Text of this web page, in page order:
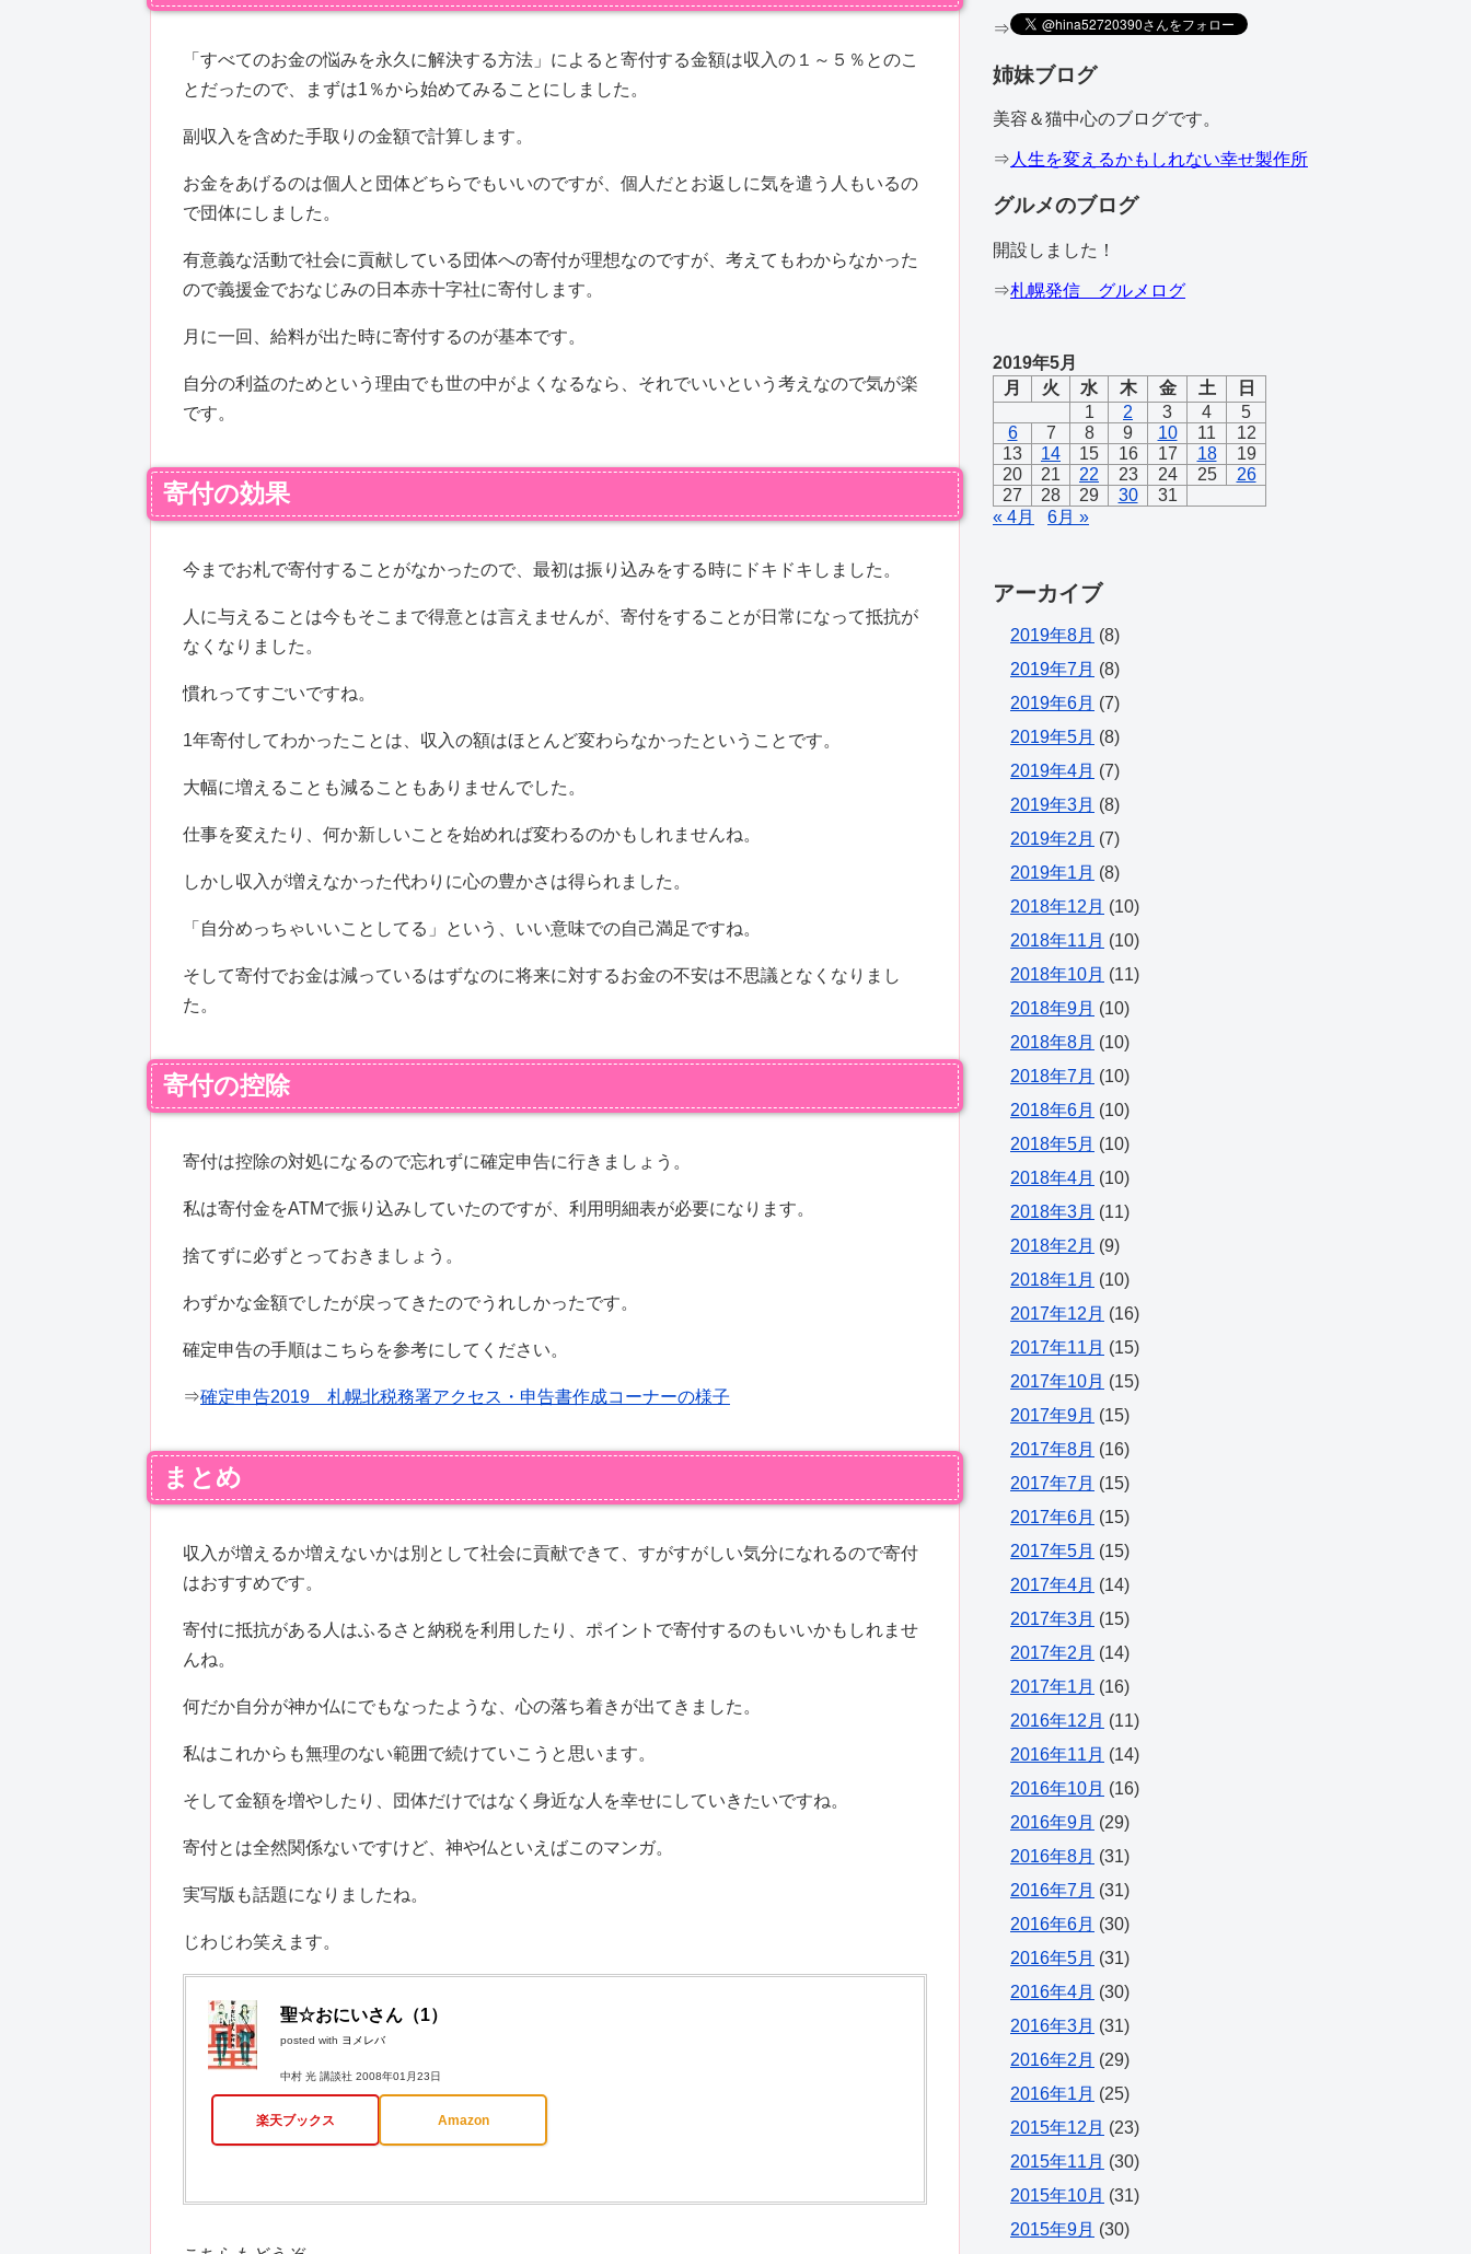
「すべてのお金の悩みを永久に解決する方法」によると寄付する金額は収入の１～５％とのこ
とだったので、まずは1％から始めてみることにしました。
副収入を含めた手取りの金額で計算します。
お金をあげるのは個人と団体どちらでもいいのですが、個人だとお返しに気を遣う人もいるの
で団体にしました。
有意義な活動で社会に貢献している団体への寄付が理想なのですが、考えてもわからなかった
ので義援金でおなじみの日本赤十字社に寄付します。
月に一回、給料が出た時に寄付するのが基本です。
自分の利益のためという理由でも世の中がよくなるなら、それでいいという考えなので気が楽
です。
寄付の効果
今までお札で寄付することがなかったので、最初は振り込みをする時にドキドキしました。
人に与えることは今もそこまで得意とは言えませんが、寄付をすることが日常になって抵抗が
なくなりました。
慣れってすごいですね。
1年寄付してわかったことは、収入の額はほとんど変わらなかったということです。
大幅に増えることも減ることもありませんでした。
仕事を変えたり、何か新しいことを始めれば変わるのかもしれませんね。
しかし収入が増えなかった代わりに心の豊かさは得られました。
「自分めっちゃいいことしてる」という、いい意味での自己満足ですね。
そして寄付でお金は減っているはずなのに将来に対するお金の不安は不思議となくなりまし
た。
寄付の控除
寄付は控除の対処になるので忘れずに確定申告に行きましょう。
私は寄付金をATMで振り込みしていたのですが、利用明細表が必要になります。
捨てずに必ずとっておきましょう。
わずかな金額でしたが戻ってきたのでうれしかったです。
確定申告の手順はこちらを参考にしてください。
⇒確定申告2019 札幌北税務署アクセス・申告書作成コーナーの様子
まとめ
収入が増えるか増えないかは別として社会に貢献できて、すがすがしい気分になれるので寄付
はおすすめです。
寄付に抵抗がある人はふるさと納税を利用したり、ポイントで寄付するのもいいかもしれませ
んね。
何だか自分が神か仏にでもなったような、心の落ち着きが出てきました。
私はこれからも無理のない範囲で続けていこうと思います。
そして金額を増やしたり、団体だけではなく身近な人を幸せにしていきたいですね。
寄付とは全然関係ないですけど、神や仏といえばこのマンガ。
実写版も話題になりましたね。
じわじわ笑えます。
聖☆おにいさん（1）
posted with ヨメレバ
中村 光 講談社 2008年01月23日
楽天ブックス Amazon
⇒
姉妹ブログ
美容＆猫中心のブログです。
⇒ 人生を変えるかもしれない幸せ製作所
グルメのブログ
開設しました！
⇒札幌発信 グルメログ
2019年5月
月
火 水 木 金 土
日
1
2 3 4
5
6
7 8 9 10 11
12
13
14 15 16 17 18
19
20
21 22 23 24 25
26
27
28 29 30
31
« 4月
6月 »
アーカイブ
2019年8月 (8)
2019年7月 (8)
2019年6月 (7)
2019年5月 (8)
2019年4月 (7)
2019年3月 (8)
2019年2月 (7)
2019年1月 (8)
2018年12月 (10)
2018年11月 (10)
2018年10月 (11)
2018年9月 (10)
2018年8月 (10)
2018年7月 (10)
2018年6月 (10)
2018年5月 (10)
2018年4月 (10)
2018年3月 (11)
2018年2月 (9)
2018年1月 (10)
2017年12月 (16)
2017年11月 (15)
2017年10月 (15)
2017年9月 (15)
2017年8月 (16)
2017年7月 (15)
2017年6月 (15)
2017年5月 (15)
2017年4月 (14)
2017年3月 (15)
2017年2月 (14)
2017年1月 (16)
2016年12月 (11)
2016年11月 (14)
2016年10月 (16)
2016年9月 (29)
2016年8月 (31)
2016年7月 (31)
2016年6月 (30)
2016年5月 (31)
2016年4月 (30)
2016年3月 (31)
2016年2月 (29)
2016年1月 (25)
2015年12月 (23)
2015年11月 (30)
2015年10月 (31)
2015年9月 (30)